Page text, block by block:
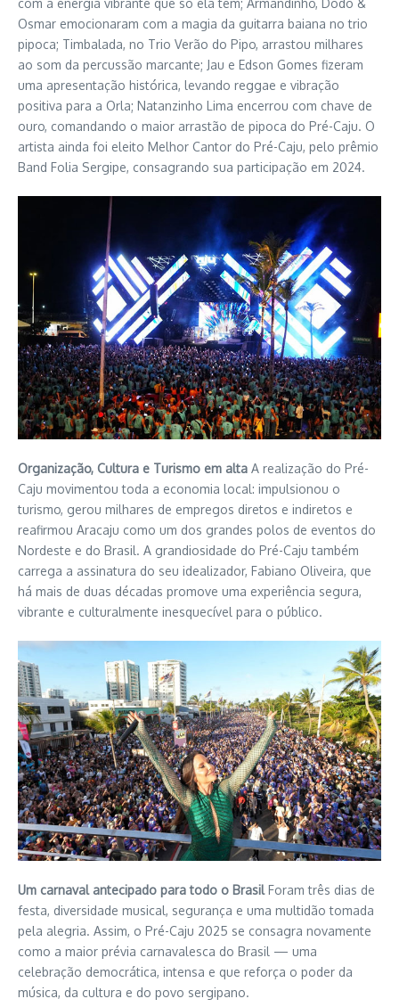
com a energia vibrante que só ela tem; Armandinho, Dodô &
Osmar emocionaram com a magia da guitarra baiana no trio
pipoca; Timbalada, no Trio Verão do Pipo, arrastou milhares
ao som da percussão marcante; Jau e Edson Gomes fizeram
uma apresentação histórica, levando reggae e vibração
positiva para a Orla; Natanzinho Lima encerrou com chave de
ouro, comandando o maior arrastão de pipoca do Pré-Caju. O
artista ainda foi eleito Melhor Cantor do Pré-Caju, pelo prêmio
Band Folia Sergipe, consagrando sua participação em 2024.
Organização, Cultura e Turismo em alta A realização do Pré-
Caju movimentou toda a economia local: impulsionou o
turismo, gerou milhares de empregos diretos e indiretos e
reafirmou Aracaju como um dos grandes polos de eventos do
Nordeste e do Brasil. A grandiosidade do Pré-Caju também
carrega a assinatura do seu idealizador, Fabiano Oliveira, que
há mais de duas décadas promove uma experiência segura,
vibrante e culturalmente inesquecível para o público.
Um carnaval antecipado para todo o BrasilForam três dias de
festa, diversidade musical, segurança e uma multidão tomada
pela alegria. Assim, o Pré-Caju 2025 se consagra novamente
como a maior prévia carnavalesca do Brasil — uma
celebração democrática, intensa e que reforça o poder da
música, da cultura e do povo sergipano.